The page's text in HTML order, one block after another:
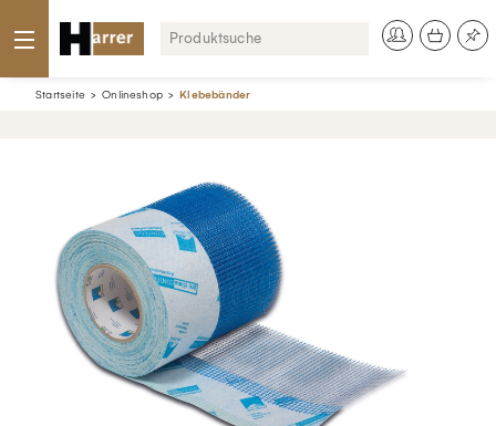
Startseite Onlineshop Klebebänder